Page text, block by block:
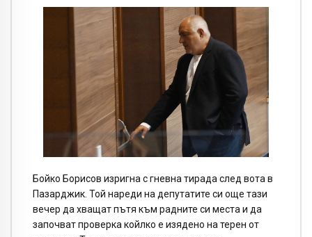
Бойко Борисов изригна с гневна тирада след вота в
Пазарджик. Той нареди на депутатите си още тази
вечер да хващат пътя към радните си места и да
започват проверка койлко е изядено на терен от